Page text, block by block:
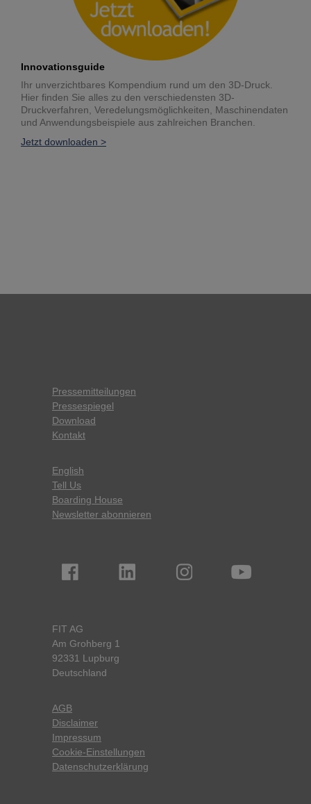
Innovationsguide
Ihr unverzichtbares Kompendium rund um den 3D-Druck.
Hier finden Sie alles zu den verschiedensten 3D-
Druckverfahren, Veredelungsmöglichkeiten, Maschinendaten
und Anwendungsbeispiele aus zahlreichen Branchen.
Jetzt downloaden >
Pressemitteilungen
Pressespiegel
Download
Kontakt
English
Tell Us
Boarding House
Newsletter abonnieren
FIT AG
Am Grohberg 1
92331 Lupburg
Deutschland
AGB
Disclaimer
Impressum
Cookie-Einstellungen
Datenschutzerklärung